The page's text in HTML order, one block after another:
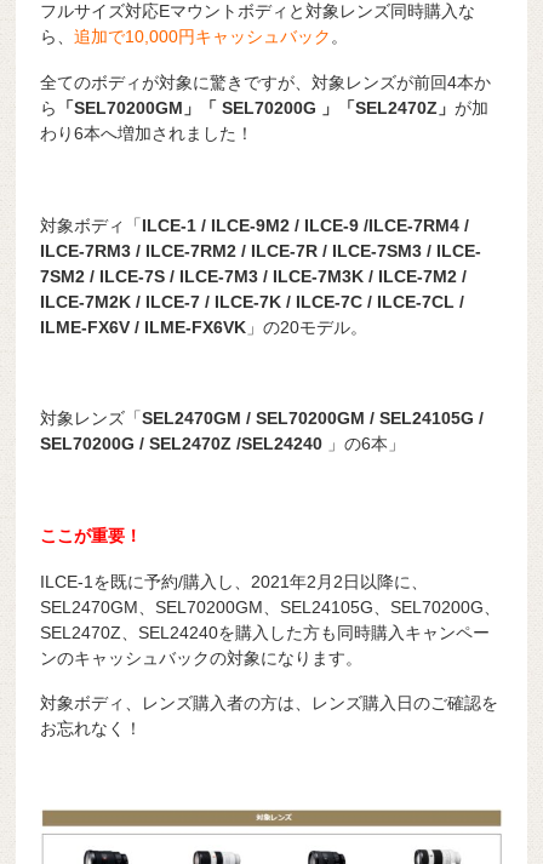
フルサイズ対応Eマウントボディと対象レンズ同時購入な
ら、追加で10,000円キャッシュバック。
全てのボディが対象に驚きですが、対象レンズが前回4本か
ら
「SEL70200GM」「 SEL70200G 」「SEL2470Z」が加
わり6本へ増加されました！
対象ボディ「ILCE-1 / ILCE-9M2 / ILCE-9 /ILCE-7RM4 /
ILCE-7RM3 / ILCE-7RM2 / ILCE-7R / ILCE-7SM3 / ILCE-
7SM2 / ILCE-7S / ILCE-7M3 / ILCE-7M3K / ILCE-7M2 /
ILCE-7M2K / ILCE-7 / ILCE-7K / ILCE-7C / ILCE-7CL /
ILME-FX6V / ILME-FX6VK 」の20モデル。
対象レンズ「SEL2470GM / SEL70200GM / SEL24105G /
SEL70200G / SEL2470Z /SEL24240 」の6本」
ここが重要！
ILCE-1を既に予約/購入し、2021年2月2日以降に、
SEL2470GM、SEL70200GM、SEL24105G、SEL70200G、
SEL2470Z、SEL24240を購入した方も同時購入キャンペー
ンのキャッシュバックの対象になります。
対象ボディ、レンズ購入者の方は、レンズ購入日のご確認を
お忘れなく！